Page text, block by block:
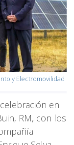
y Electromovilidad
en
RM, con los